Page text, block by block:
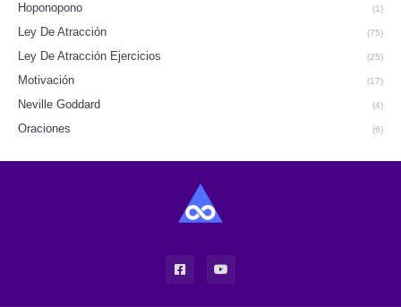
Hoponopono (1)
Ley De Atracción (75)
Ley De Atracción Ejercicios (25)
Motivación (17)
Neville Goddard (4)
Oraciones (6)